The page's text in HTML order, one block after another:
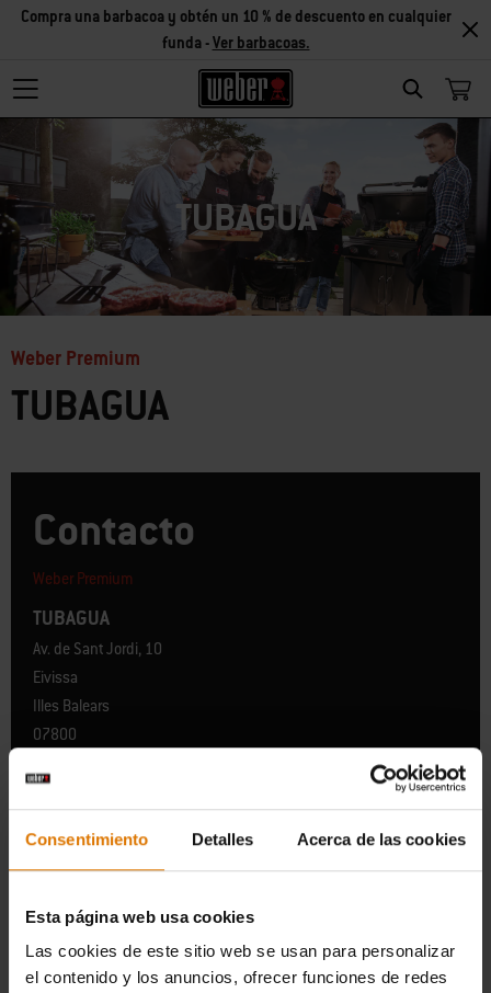
Consentimiento Detalles Acerca de las cookies
Esta página web usa cookies
Las cookies de este sitio web se usan para personalizar
el contenido y los anuncios, ofrecer funciones de redes
Search
Compra una barbacoa y obtén un 10 % de descuento en cualquier
funda -Ver barbacoas.
TUBAGUA
Weber Premium
TUBAGUA
Contacto
Weber Premium
TUBAGUA
Av. de Sant Jordi, 10
Eivissa
Illes Balears
07800